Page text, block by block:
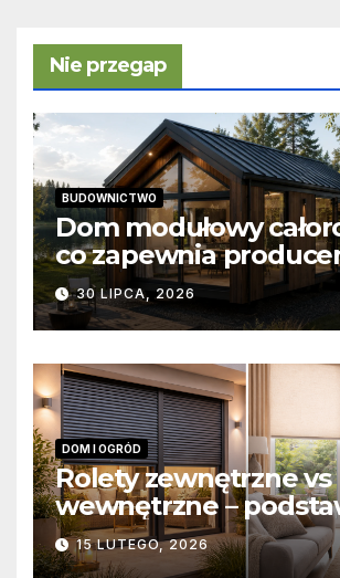
Nie przegap
BUDOWNICTWO
Dom modułowy
co zapewnia
domów
30 LIPCA, 2026
DOM I OGRÓD
Rolety zewnętrzne vs
wewnętrzne –
różnice
funkcjonalne
15 LUTEGO, 2026